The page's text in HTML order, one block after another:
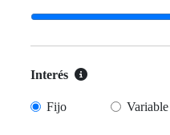
Interés
Fijo Variable